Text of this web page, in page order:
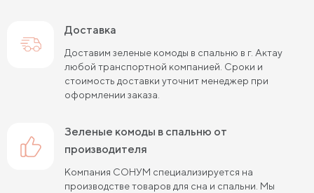
Доставка
Доставим зеленые комоды в спальню в г. Актау
любой транспортной компанией. Сроки и
стоимость доставки уточнит менеджер при
оформлении заказа.
зеленые комоды в спальню от
производителя
Компания СОНУМ специализируется на
производстве товаров для сна и спальни. Мы